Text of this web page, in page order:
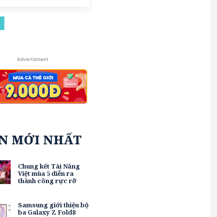
Advertisment
MỚI NHẤT
Chung kết Tài Năng
Việt mùa 5 diễn ra
thành công rực rỡ
Samsung giới thiệu bộ
ba Galaxy Z Fold8